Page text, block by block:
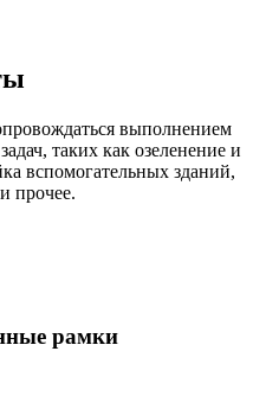
выполнением
таких как озеленение и
вспомогательных зданий,
прочее.
рамки